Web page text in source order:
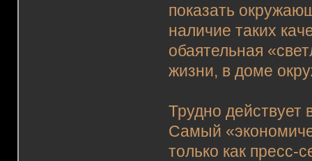
показать
наличие таких
обаятельная
жизни, в доме
Трудно действует
Самый
только как пресс-